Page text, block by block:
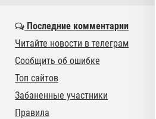
Последние комментарии
Читайте новости в телеграм
Сообщить об ошибке
Топ сайтов
Забаненные участники
Правила